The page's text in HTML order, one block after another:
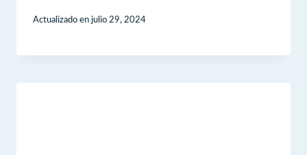
Actualizado en julio 29, 2024